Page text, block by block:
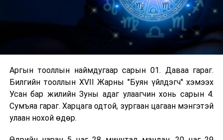
Аргын тооллын наймдугаар сарын 01. Даваа гараг.
Билгийн тооллын XVII Жарны "Буян үйлдэгч" хэмээх
Усан бар жилийн Зуны адаг улаагчин хонь сарын 4.
Сумъяа гараг. Харцага одтой, зургаан цагаан мэнгэтэй
улаан нохой өдөр.